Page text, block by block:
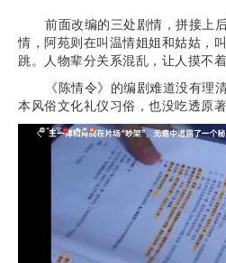
前面改编的三处剧情，拼接上
情，阿苑则在叫温情姐姐和姑姑，
跳。人物辈分关系混乱，让人摸不着
《陈情令》的编剧难道没有理
本风俗文化礼仪习俗，也没吃透原